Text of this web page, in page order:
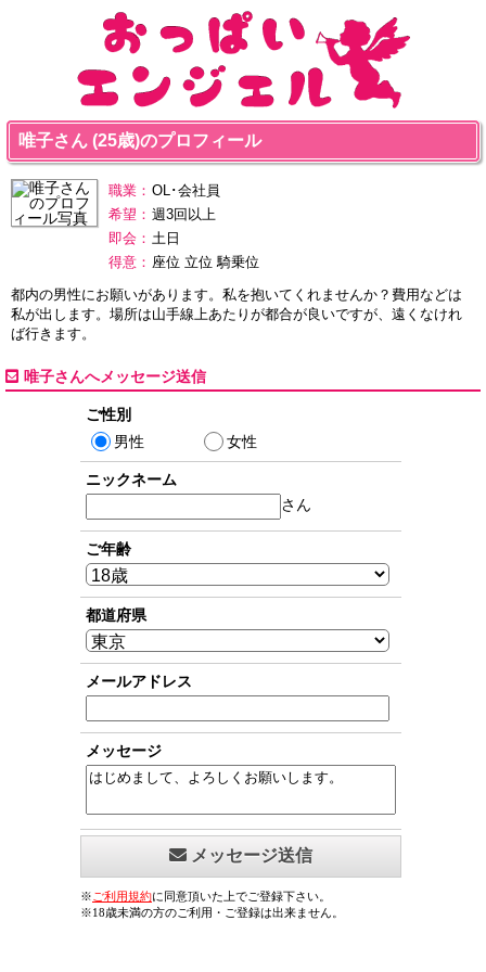
唯子さん (25歳)のプロフィール
職業： OL･会社員
希望： 週3回以上
即会： 土日
得意： 座位 立位 騎乗位
都内の男性にお願いがあります。私を抱いてくれませんか？費用などは
私が出します。場所は山手線上あたりが都合が良いですが、遠くなけれ
ば行きます。
唯子さんへメッセージ送信